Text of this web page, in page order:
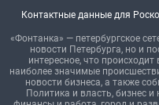
Контактные данные для
«Фонтанка» — петербургское
новости Петербурга, но и
интересное, что
наиболее значимые
новости бизнеса, а также
Политика и власть, бизнес